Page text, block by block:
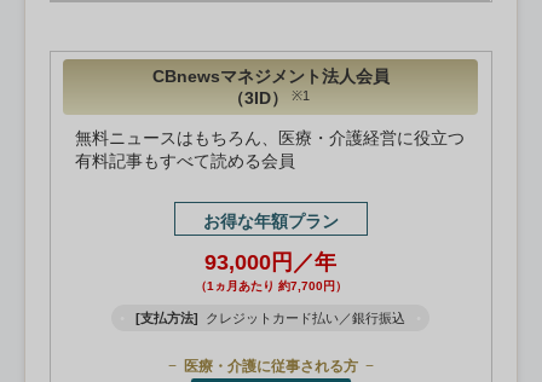
CBnewsマネジメント法人会員
（3ID）
※1
無料ニュースはもちろん、医療・介護経営に役立つ
有料記事もすべて読める会員
お得な年額プラン
93,000円／年
（1ヵ月あたり 約7,700円）
[支払方法] クレジットカード払い／銀行振込
医療・介護に従事される方